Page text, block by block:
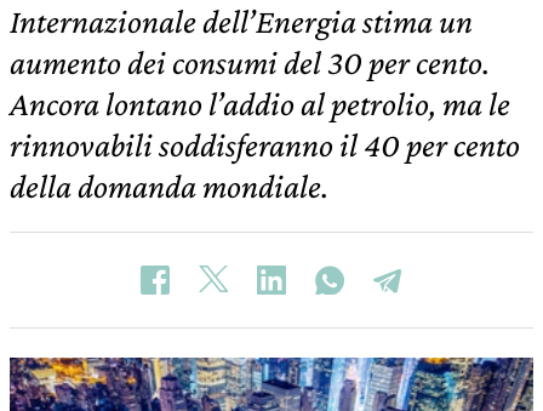
Internazionale dell’Energia stima un
aumento dei consumi del 30 per cento.
Ancora lontano l’addio al petrolio, ma le
rinnovabili soddisferanno il 40 per cento
della domanda mondiale.